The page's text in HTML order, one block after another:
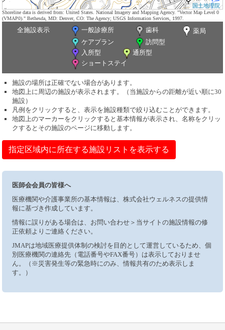
国土地理院
Shoreline data is derived from: United States. National Imagery and Mapping Agency. "Vector Map Level 0
(VMAP0)." Bethesda, MD: Denver, CO: The Agency; USGS Information Services, 1997.
全施設表示 一般診療所 歯科
薬局
ケアプラン
訪問型
入所型
通所型
ショートステイ
施設の場所は正確でない場合があります。
地図上に周辺の施設が表示されます。（当施設からの距離が近い順に30
施設）
凡例をクリックすると、表示を施設種類で絞り込むことができます。
地図上のマーカーをクリックすると基本情報が表示され、名称をクリッ
クするとその施設のページに移動します。
指定区域内に所在する施設リストを表示する
医師会会員の皆様へ
医療機関や介護事業所の基本情報は、株式会社ウェルネスの提供情
報に基づき作成しています。
情報に誤りがある場合は、お問い合わせ＞当サイトの施設情報の修
正依頼よりご連絡ください。
JMAPは地域医療提供体制の検討を目的として運営しているため、個
別医療機関の連絡先（電話番号やFAX番号）は表示しておりませ
ん。（※災害発生等の緊急時にのみ、情報共有のため表示しま
す。）